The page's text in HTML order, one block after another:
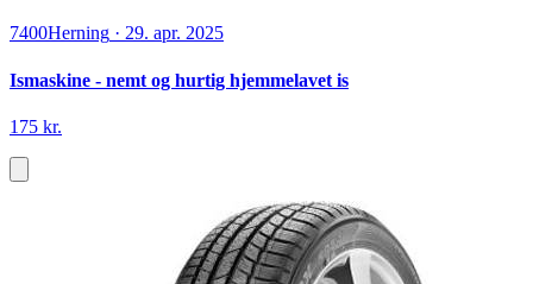
7400Herning · 29. apr. 2025
Ismaskine - nemt og hurtig hjemmelavet is
175 kr.